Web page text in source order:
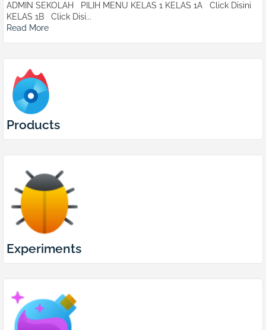
ADMIN SEKOLAH PILIH MENU KELAS 1 KELAS 1A Click Disini
KELAS 1B Click Disi...
Read More
Products
Experiments